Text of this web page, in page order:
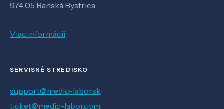
974 05 Banská Bystrica
Viac informácií
SERVISNÉ STREDISKO
support@medic-labor.sk
ticket@medic-labor.com